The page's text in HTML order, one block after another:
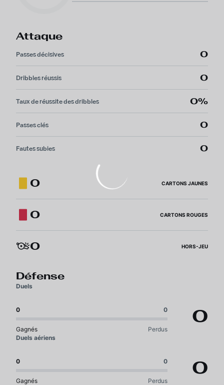
Attaque
Passes décisives 0
Dribbles réussis 0
Taux de réussite des dribbles 0%
Passes clés 0
Fautes subies 0
0 CARTONS JAUNES
0 CARTONS ROUGES
0 HORS-JEU
Défense
Duels
0 0
Gagnés Perdus
0
Duels aériens
0 0
Gagnés Perdus
0